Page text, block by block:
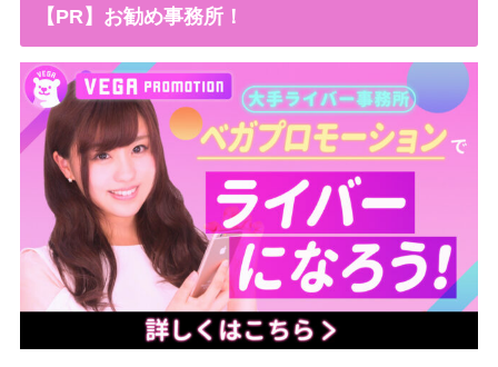
【PR】お勧め事務所！